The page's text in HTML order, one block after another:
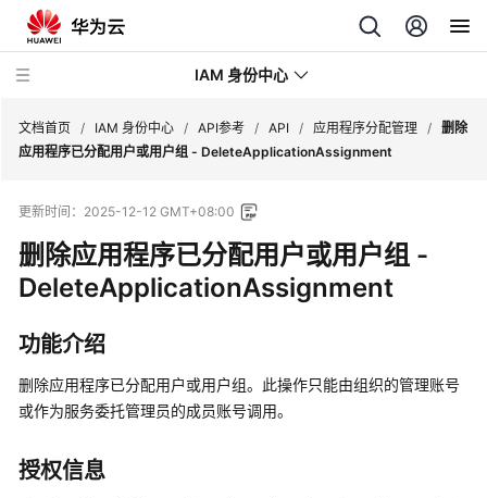
IAM 身份中心
新
动
态
品
绍
速
文档首页 / IAM 身份中心 / API参考 / API / 应用程序分配管理 / 删除
应用程序已分配用户或用户组 - DeleteApplicationAssignment
更新时间： 2025-12-12 GMT+08:00
删除应用程序已分配用户或用户组 -
DeleteApplicationAssignment
功能介绍
删除应用程序已分配用户或用户组。此操作只能由组织的管理账号
或作为服务委托管理员的成员账号调用。
授权信息